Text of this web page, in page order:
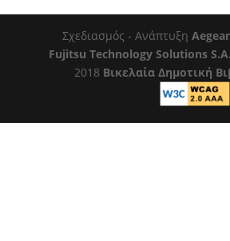
Σχεδιασμός - Ανάπτυξη
Fujitsu Technology Solutions S.A.
2018 Βικελαία Δημοτική